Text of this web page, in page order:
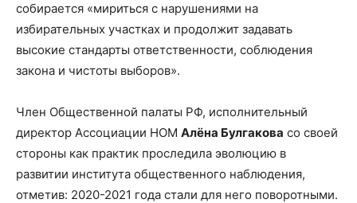
собирается «мириться с нарушениями на
избирательных участках и продолжит задавать
высокие стандарты ответственности, соблюдения
закона и чистоты выборов».
Член Общественной палаты РФ, исполнительный
директор Ассоциации НОМ Алёна Булгакова со своей
стороны как практик проследила эволюцию в
развитии института общественного наблюдения,
отметив: 2020-2021 года стали для него поворотными.